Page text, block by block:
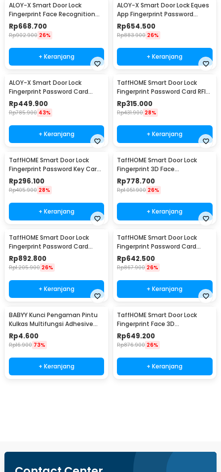
ALOY-X Smart Door Lock
Fingerprint Face Recognition
Password Card - A2
Rp668.700
Rp902.900 26%
+ Keranjang
ALOY-X Smart Door Lock Eques
App Fingerprint Password
Digital Display - A4
Rp654.500
Rp883.900 26%
+ Keranjang
ALOY-X Smart Door Lock
Fingerprint Password Card
Digital Display Eques - CS18
Rp449.900
Rp785.900 43%
+ Keranjang
TaffHOME Smart Door Lock
Fingerprint Password Card RFID
Alarm - H1-XG
Rp315.000
Rp431.900 28%
+ Keranjang
TaffHOME Smart Door Lock
Fingerprint Password Key Card
Alarm - K13-1-J
Rp296.100
Rp405.900 28%
+ Keranjang
TaffHOME Smart Door Lock
Fingerprint 3D Face
Recognition Card Eques - A1
Rp778.700
Rp1.051.900 26%
+ Keranjang
TaffHOME Smart Door Lock
Fingerprint Password Card
Waterproof IP66 Double Sided
- G23
Rp892.800
Rp1.205.900 26%
+ Keranjang
TaffHOME Smart Door Lock
Fingerprint Password Card
Waterproof IP66 Single Sided -
G23
Rp642.500
Rp867.900 26%
+ Keranjang
BABYY Kunci Pengaman Pintu
Kulkas Multifungsi Adhesive
Lock 2 PCS - BB7
Rp4.600
Rp16.900 73%
+ Keranjang
TaffHOME Smart Door Lock
Fingerprint Face 3D
Recognition Password Card -
CS18
Rp649.200
Rp876.900 26%
+ Keranjang